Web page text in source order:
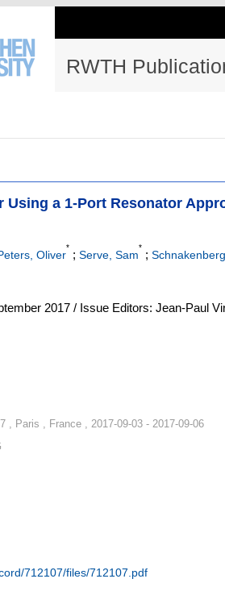
RWTH
Using a 1-Port Resonator
Oliver
*
; Serve, Sam
*
;
2017 / Issue Editors: Jean-Paul
, Paris , France , 2017-09-03 - 2017-09-06
712107/files/712107.pdf